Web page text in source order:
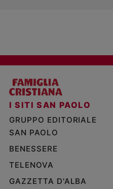
I SITI SAN PAOLO
GRUPPO EDITORIALE
SAN PAOLO
BENESSERE
TELENOVA
GAZZETTA D'ALBA